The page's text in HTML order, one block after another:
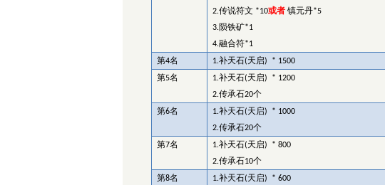
2.传说符文 *10或者 镇元丹*5
3.陨铁矿*1
4.融合符*1
第4名 1.补天石(天启) * 1500
第5名 1.补天石(天启) * 1200
2.传承石20个
第6名 1.补天石(天启) * 1000
2.传承石20个
第7名 1.补天石(天启) * 800
2.传承石10个
第8名 1.补天石(天启) * 600